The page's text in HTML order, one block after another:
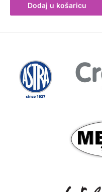
Dodaj u košaricu